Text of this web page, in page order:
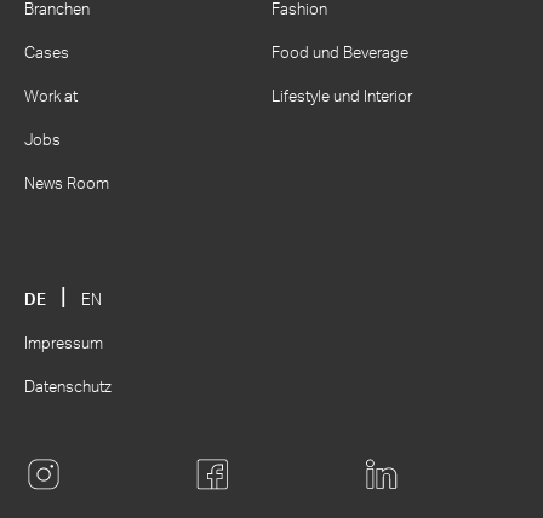
Branchen
Cases
Work at
Jobs
News Room
Fashion
Food und Beverage
Lifestyle und Interior
DE EN
Impressum
Datenschutz